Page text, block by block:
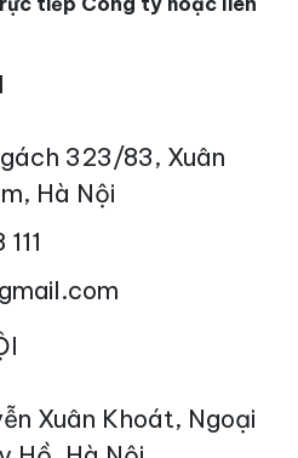
323/83, Xuân
Hà Nội
Xuân Khoát, Ngoại